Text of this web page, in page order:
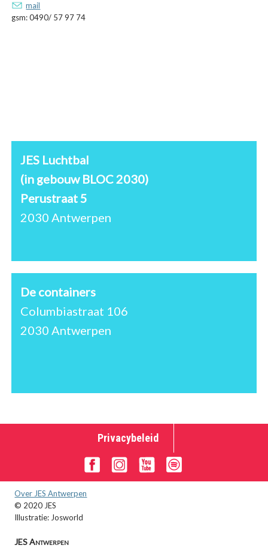
mail
gsm: 0490/ 57 97 74
JES Luchtbal
(in gebouw BLOC 2030)
Perustraat 5
2030 Antwerpen
De containers
Columbiastraat 106
2030 Antwerpen
Privacybeleid
Over JES Antwerpen
© 2020 JES
Illustratie: Josworld
JES Antwerpen